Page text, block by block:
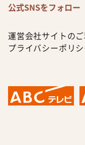
公式SNSをフォロー
運営会社サイトの
プライバシーポリ